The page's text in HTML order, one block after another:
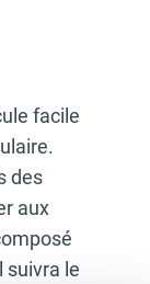
facile
des
aux
suivra le